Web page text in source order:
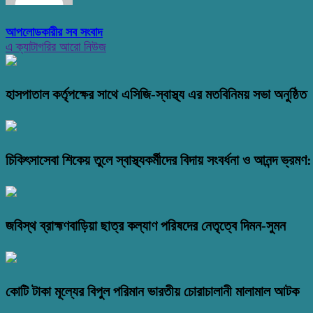
আপলোডকারীর সব সংবাদ
এ ক্যাটাগরির আরো নিউজ
হাসপাতাল কর্তৃপক্ষের সাথে এসিজি-স্বাস্থ্য এর মতবিনিময় সভা অনুষ্ঠিত
চিকিৎসাসেবা শিকেয় তুলে স্বাস্থ্যকর্মীদের বিদায় সংবর্ধনা ও আনন্দ
জবিস্থ ব্রাহ্মণবাড়িয়া ছাত্র কল্যাণ পরিষদের নেতৃত্বে দিমন-সুমন
কোটি টাকা মূল্যের বিপুল পরিমান ভারতীয় চোরাচালানী মালামাল আটক